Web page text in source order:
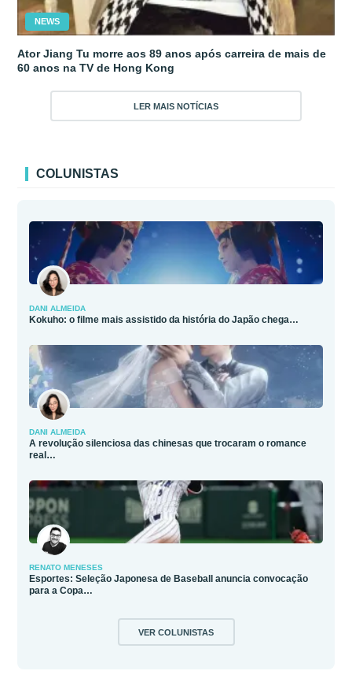
NEWS
Ator Jiang Tu morre aos 89 anos após carreira de mais de
60 anos na TV de Hong Kong
LER MAIS NOTÍCIAS
COLUNISTAS
DANI ALMEIDA
Kokuho: o filme mais assistido da história do Japão chega…
DANI ALMEIDA
A revolução silenciosa das chinesas que trocaram o romance
real…
RENATO MENESES
Esportes: Seleção Japonesa de Baseball anuncia convocação
para a Copa…
VER COLUNISTAS